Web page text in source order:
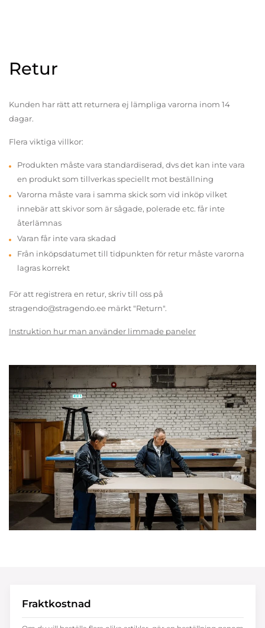
Retur
Kunden har rätt att returnera ej lämpliga varorna inom 14
dagar.
Flera viktiga villkor:
Produkten måste vara standardiserad, dvs det kan inte vara
en produkt som tillverkas speciellt mot beställning
Varorna måste vara i samma skick som vid inköp vilket
innebär att skivor som är sågade, polerade etc. får inte
återlämnas
Varan får inte vara skadad
Från inköpsdatumet till tidpunkten för retur måste varorna
lagras korrekt
För att registrera en retur, skriv till oss på
stragendo@stragendo.ee märkt "Return".
Instruktion hur man använder limmade paneler
Fraktkostnad